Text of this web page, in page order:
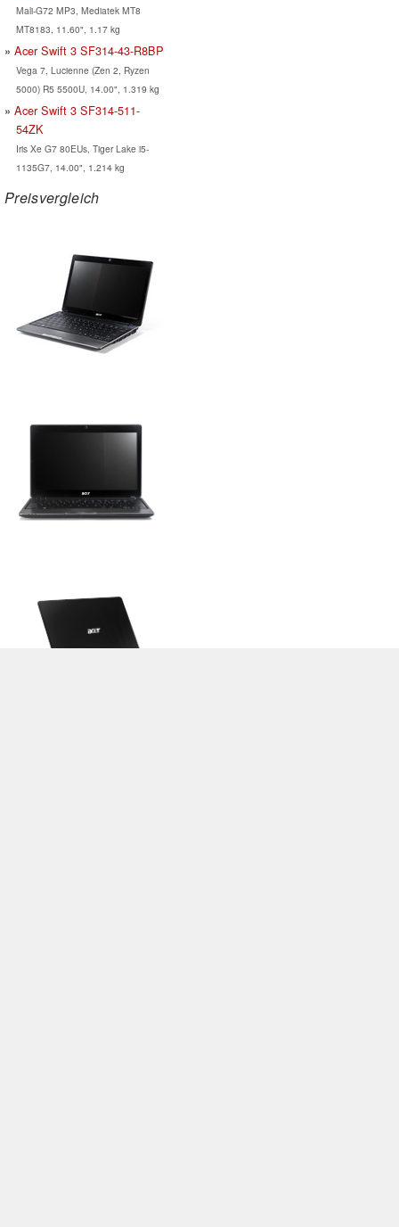
Mali-G72 MP3, Mediatek MT8
MT8183, 11.60", 1.17 kg
Acer Swift 3 SF314-43-R8BP
Vega 7, Lucienne (Zen 2, Ryzen
5000) R5 5500U, 14.00", 1.319 kg
Acer Swift 3 SF314-511-
54ZK
Iris Xe G7 80EUs, Tiger Lake i5-
1135G7, 14.00", 1.214 kg
Preisvergleich